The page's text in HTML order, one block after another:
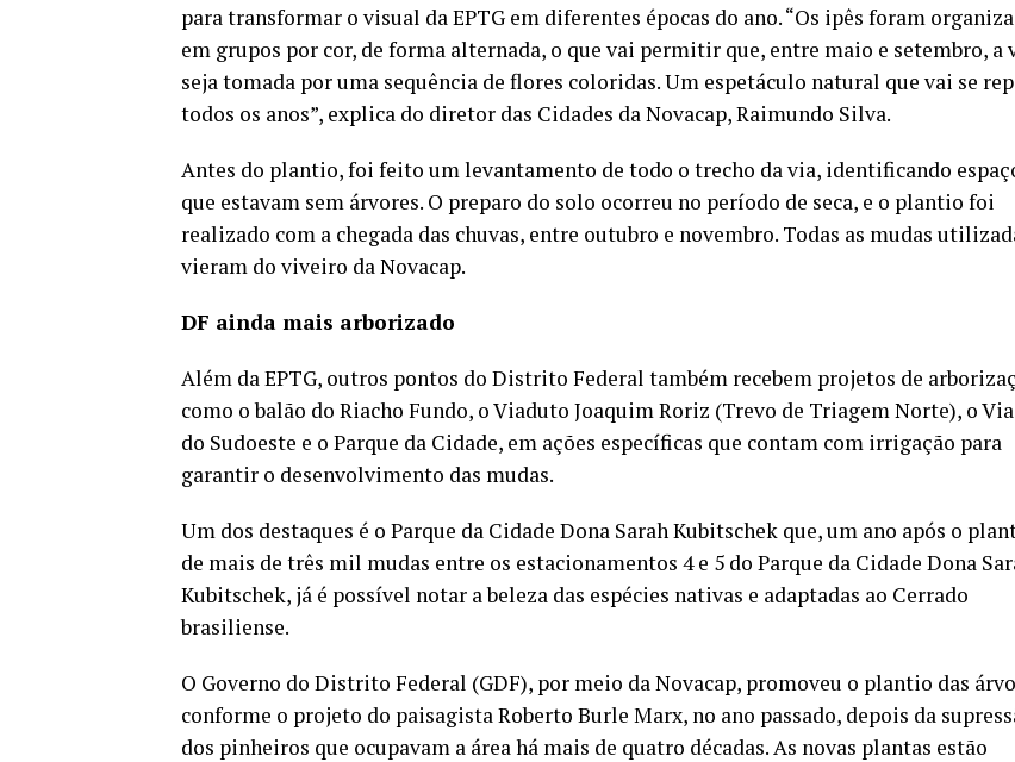
para transformar o visual da EPTG em diferentes épocas do ano. “Os ipês foram
em grupos por cor, de forma alternada, o que vai permitir que, entre maio e setembro, a
seja tomada por uma sequência de flores coloridas. Um espetáculo natural que vai se
todos os anos”, explica do diretor das Cidades da Novacap, Raimundo Silva.
Antes do plantio, foi feito um levantamento de todo o trecho da via, identificando
que estavam sem árvores. O preparo do solo ocorreu no período de seca, e o plantio foi
realizado com a chegada das chuvas, entre outubro e novembro. Todas as mudas
vieram do viveiro da Novacap.
DF ainda mais arborizado
Além da EPTG, outros pontos do Distrito Federal também recebem projetos de
como o balão do Riacho Fundo, o Viaduto Joaquim Roriz (Trevo de Triagem Norte), o
do Sudoeste e o Parque da Cidade, em ações específicas que contam com irrigação para
garantir o desenvolvimento das mudas.
Um dos destaques é o Parque da Cidade Dona Sarah Kubitschek que, um ano após o
de mais de três mil mudas entre os estacionamentos 4 e 5 do Parque da Cidade Dona
Kubitschek, já é possível notar a beleza das espécies nativas e adaptadas ao Cerrado
brasiliense.
O Governo do Distrito Federal (GDF), por meio da Novacap, promoveu o plantio das
conforme o projeto do paisagista Roberto Burle Marx, no ano passado, depois da
dos pinheiros que ocupavam a área há mais de quatro décadas. As novas plantas estão